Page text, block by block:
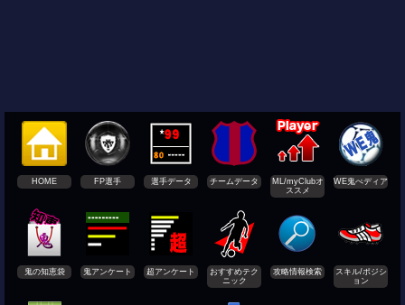
HOME FP選手 選手データ チームデータ
ML/myClubオ
ススメ
WE鬼ぺディア
鬼の知恵袋 鬼アンケート 超アンケート
おすすめテク
ニック
攻略情報検索
スキル/ポジシ
ョン